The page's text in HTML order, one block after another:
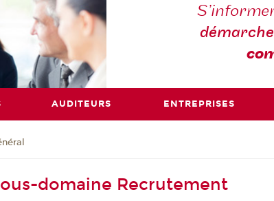
démarche
AUDITEURS ENTREPRISES
domaine Recrutement